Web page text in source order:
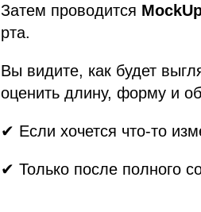
Затем проводится
рта.
Вы видите, как будет
оценить длину, форму и
✔ Если хочется что-то
✔ Только после полного